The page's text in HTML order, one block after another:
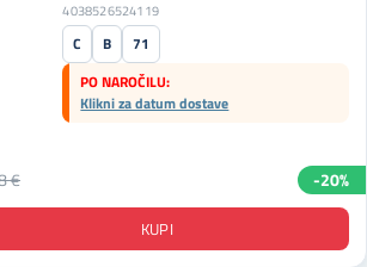
4038526524119
C B
71
PO NAROČILU:
Klikni za datum dostave
€ -20%